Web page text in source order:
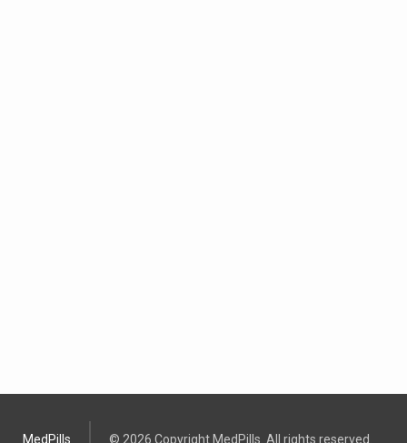
MedPills © 2026 Copyright MedPills. All rights reserved.